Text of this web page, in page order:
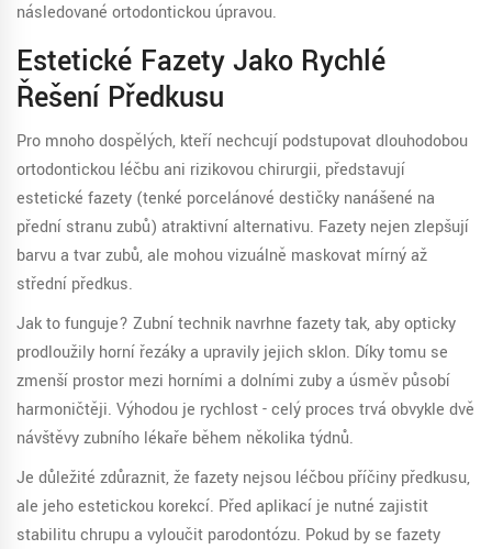
následované ortodontickou úpravou.
Estetické Fazety Jako Rychlé
Řešení Předkusu
Pro mnoho dospělých, kteří nechcují podstupovat dlouhodobou
ortodontickou léčbu ani rizikovou chirurgii, představují
estetické fazety (tenké porcelánové destičky nanášené na
přední stranu zubů) atraktivní alternativu. Fazety nejen zlepšují
barvu a tvar zubů, ale mohou vizuálně maskovat mírný až
střední předkus.
Jak to funguje? Zubní technik navrhne fazety tak, aby opticky
prodloužily horní řezáky a upravily jejich sklon. Díky tomu se
zmenší prostor mezi horními a dolními zuby a úsměv působí
harmoničtěji. Výhodou je rychlost - celý proces trvá obvykle dvě
návštěvy zubního lékaře během několika týdnů.
Je důležité zdůraznit, že fazety nejsou léčbou příčiny předkusu,
ale jeho estetickou korekcí. Před aplikací je nutné zajistit
stabilitu chrupu a vyloučit parodontózu. Pokud by se fazety